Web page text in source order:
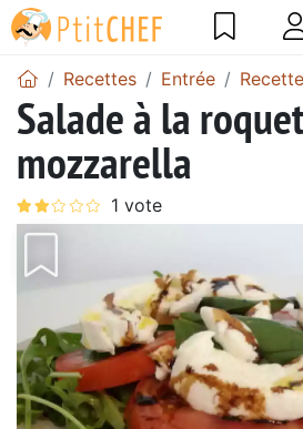
Recettes Entrée
Salade à la
mozzarella